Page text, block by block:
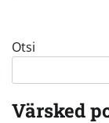
Otsi
Värsked